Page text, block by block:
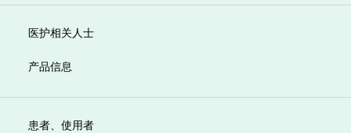
医护相关人士
产品信息
患者、使用者